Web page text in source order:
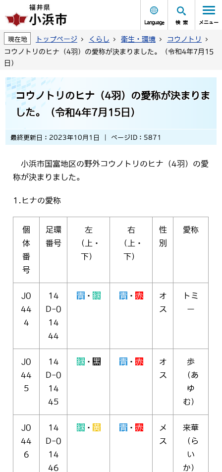
Language 検索 メニュー
現在地 トップページ くらし 衛生・環境
コウノトリ
コウノトリのヒナ（4羽）の愛称が決まりました。（令和4年7月15
日）
コウノトリのヒナ（4羽）の愛称が決まりま
した。（令和4年7月15日）
最終更新日：2023年10月1日 ページID：5871
小浜市国富地区の野外コウノトリのヒナ（4羽）の愛
称が決まりました。
1.ヒナの愛称
個
体
番
号
足環
番号
左
（上・
下）
右
（上・
下）
性
別
愛称
J0
44
4
14
D-0
14
44
青・ 緑 青・ 赤
オ
ス
トミ
ー
J0
44
5
14
D-0
14
45
緑・ 黒 青・ 赤
オ
ス
歩
（あ
ゆ
む）
J0
44
6
14
D-0
14
46
緑・ 黄 青・ 赤
メ
ス
来華
（ら
い
か）